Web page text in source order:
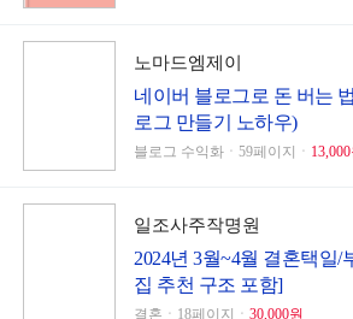
노마드엠제이
네이버 블로그로 돈 버는
로그 만들기 노하우)
블로그 수익화ㆍ59페이지ㆍ 13,000
일조사주작명원
2024년 3월~4월 결혼택일
집 추천 구조 포함]
결혼ㆍ18페이지ㆍ 30,000원